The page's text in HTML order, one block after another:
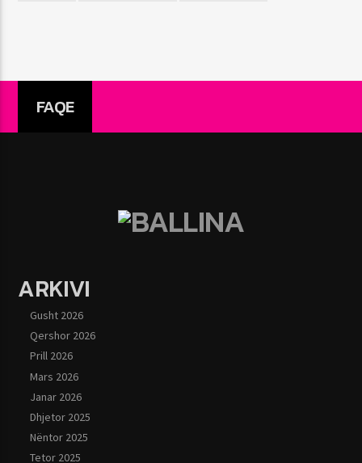
FAQE
ARKIVI
Gusht 2026
Qershor 2026
Prill 2026
Mars 2026
Janar 2026
Dhjetor 2025
Nëntor 2025
Tetor 2025